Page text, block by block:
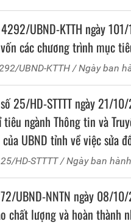
UBND-KTTH ngày
các chương trình mục
UBND-KTTH / Ngày ban
25/HD-STTTT ngày 21/
ngành Thông tin và
UBND tỉnh về việc sửa
mới nâng cao và ban
trên địa bàn tỉnh Phú
25/HD-STTTT / Ngày ban
UBND-NNTN ngày 08/
chất lượng và hoàn